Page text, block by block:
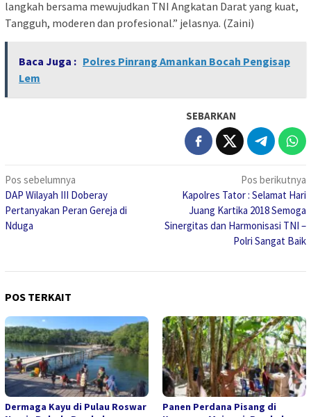
langkah bersama mewujudkan TNI Angkatan Darat yang kuat,
Tangguh, moderen dan profesional.” jelasnya. (Zaini)
Baca Juga : Polres Pinrang Amankan Bocah Pengisap
Lem
SEBARKAN
Navigasi
pos
Pos sebelumnya
DAP Wilayah III Doberay
Pertanyakan Peran Gereja di
Nduga
Pos berikutnya
Kapolres Tator : Selamat Hari
Juang Kartika 2018 Semoga
Sinergitas dan Harmonisasi TNI –
Polri Sangat Baik
POS TERKAIT
Dermaga Kayu di Pulau Roswar
Panen Perdana Pisang di